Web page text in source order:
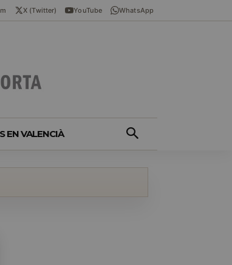
X (Twitter) YouTube WhatsApp
EN VALENCIÀ